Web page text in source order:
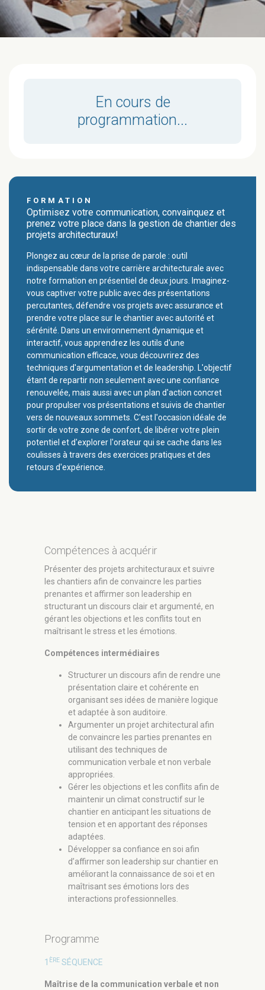
En cours de
programmation...
FORMATION
Optimisez votre communication, convainquez et
prenez votre place dans la gestion de chantier des
projets architecturaux!
Plongez au cœur de la prise de parole : outil
indispensable dans votre carrière architecturale avec
notre formation en présentiel de deux jours. Imaginez-
vous captiver votre public avec des présentations
percutantes, défendre vos projets avec assurance et
prendre votre place sur le chantier avec autorité et
sérénité. Dans un environnement dynamique et
interactif, vous apprendrez les outils d'une
communication efficace, vous découvrirez des
techniques d'argumentation et de leadership. L'objectif
étant de repartir non seulement avec une confiance
renouvelée, mais aussi avec un plan d'action concret
pour propulser vos présentations et suivis de chantier
vers de nouveaux sommets. C'est l'occasion idéale de
sortir de votre zone de confort, de libérer votre plein
potentiel et d'explorer l'orateur qui se cache dans les
coulisses à travers des exercices pratiques et des
retours d'expérience.
Compétences à acquérir
Présenter des projets architecturaux et suivre
les chantiers afin de convaincre les parties
prenantes et affirmer son leadership en
structurant un discours clair et argumenté, en
gérant les objections et les conflits tout en
maîtrisant le stress et les émotions.
Compétences intermédiaires
Structurer un discours afin de rendre une
présentation claire et cohérente en
organisant ses idées de manière logique
et adaptée à son auditoire.
Argumenter un projet architectural afin
de convaincre les parties prenantes en
utilisant des techniques de
communication verbale et non verbale
appropriées.
Gérer les objections et les conflits afin de
maintenir un climat constructif sur le
chantier en anticipant les situations de
tension et en apportant des réponses
adaptées.
Développer sa confiance en soi afin
d’affirmer son leadership sur chantier en
améliorant la connaissance de soi et en
maîtrisant ses émotions lors des
interactions professionnelles.
Programme
1 ÈRE SÉQUENCE
Maîtrise de la communication verbale et non